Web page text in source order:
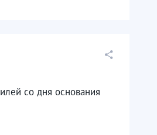
со дня основания